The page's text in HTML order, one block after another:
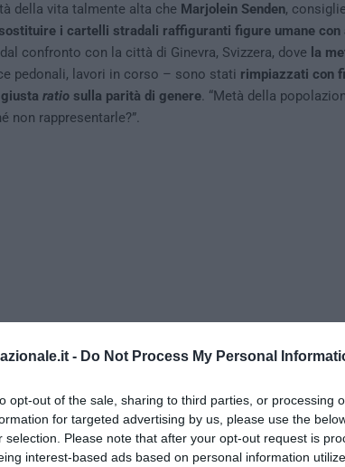
- Do Not Process My Personal
opt-out of the sale, sharing to third parties, or processing
for targeted advertising by us, please use the
selection. Please note that after your opt-out request is
interest-based ads based on personal information
della vita talmente alta che Marjolein Senden,
sostituire i cartelli stradali raffiguranti figure umane
dal confronto con la città di Ginevra, Svizzera, dove la
pedonali, lavori in corso – sono stati rimpiazzati con
ratiosulla parità di genere. “Metà della
non rappresentarle?”.